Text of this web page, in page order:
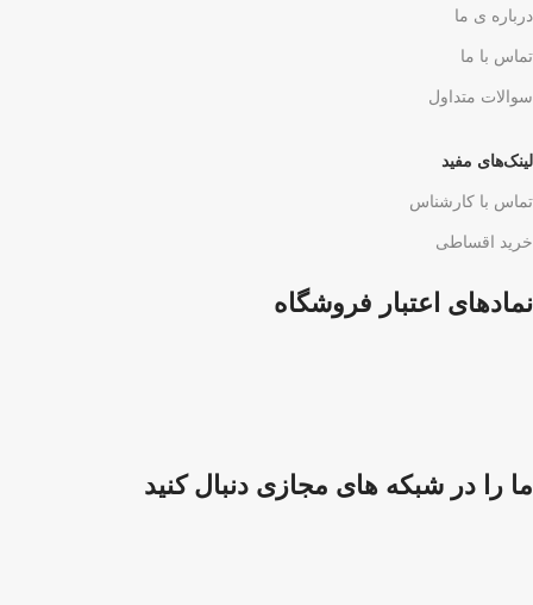
درباره ی ما
تماس با ما
سوالات متداول
لینک‌های مفید
تماس با کارشناس
خرید اقساطی
نمادهای اعتبار فروشگاه
ما را در شبکه های مجازی دنبال کنید